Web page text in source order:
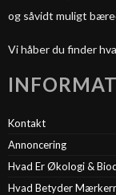
og såvidt muligt
Vi håber du finder
Kontakt
Annoncering
Hvad Er Økologi &
Hvad Betyder